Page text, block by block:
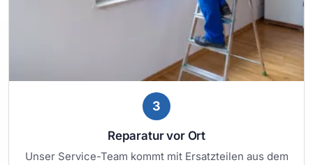
3
Reparatur vor Ort
Unser Service-Team kommt mit Ersatzteilen aus dem